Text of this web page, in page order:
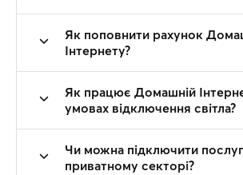
Як поповнити рахунок
Інтернету?
Як працює Домашній
умовах відключення світла?
Чи можна підключити
приватному секторі?